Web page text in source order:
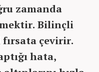
zamanda
Bilinçli
fırsata çevirir.
hata,